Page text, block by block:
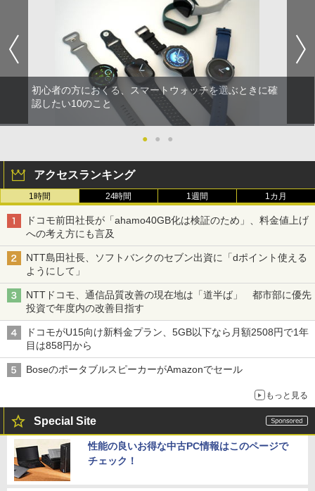
初心者の方におくる、スマートウォッチを選ぶときに確
認したい10のこと
● ● ●
アクセスランキング
1時間 24時間 1週間 1カ月
ドコモ前田社長が「ahamo40GB化は検証のため」、料金値上げ
への考え方にも言及
NTT島田社長、ソフトバンクのセブン出資に「dポイント使える
ようにして」
NTTドコモ、通信品質改善の現在地は「道半ば」 都市部に優先
投資で年度内の改善目指す
ドコモがU15向け新料金プラン、5GB以下なら月額2508円で1年
目は858円から
BoseのポータブルスピーカーがAmazonでセール
もっと見る
Special Site
性能の良いお得な中古PC情報はこのページで
チェック！